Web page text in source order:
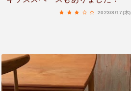
2023/8/17(木)